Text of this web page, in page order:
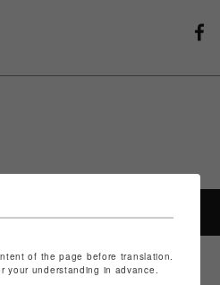
of the page before translation.
your understanding in advance.